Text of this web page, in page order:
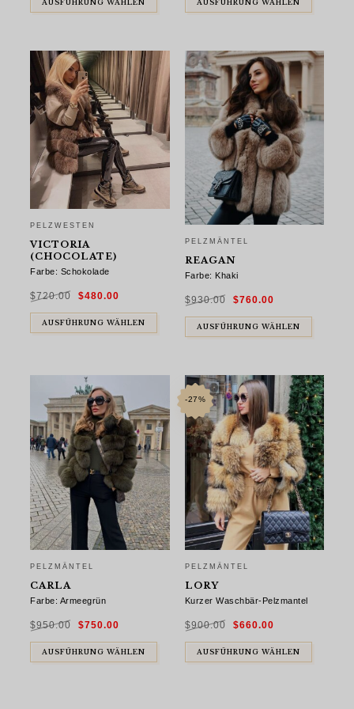
AUSFÜHRUNG WÄHLEN AUSFÜHRUNG WÄHLEN
PELZWESTEN
VICTORIA
(CHOCOLATE)
Farbe: Schokolade
$720.00
Ursprünglicher
Preis
$720.00
$480.00
$480.00.
AUSFÜHRUNG WÄHLEN
PELZMÄNTEL
REAGAN
Farbe: Khaki
$930.00
Ursprünglicher
Preis
$930.00
$760.00Preis
$760.00.
AUSFÜHRUNG WÄHLEN
PELZMÄNTEL
CARLA
Farbe: Armeegrün
$950.00
Ursprünglicher
Preis
$950.00
$750.00
$750.00.
AUSFÜHRUNG WÄHLEN
-27%
PELZMÄNTEL
LORY
Kurzer Waschbär-Pelzmantel
$900.00
Ursprünglicher
Preis
$900.00
$660.00Preis
$660.00.
AUSFÜHRUNG WÄHLEN